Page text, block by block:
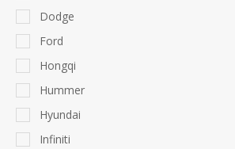
Dodge
Ford
Hongqi
Hummer
Hyundai
Infiniti